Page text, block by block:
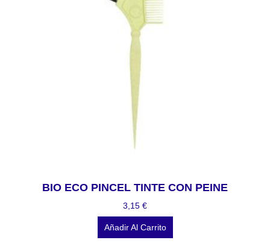
BIO ECO PINCEL TINTE CON PEINE
3,15 €
Añadir Al Carrito